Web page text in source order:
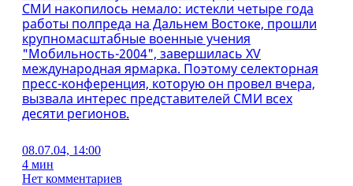
СМИ накопилось немало: истекли четыре года
работы полпреда на Дальнем Востоке, прошли
крупномасштабные военные учения
"Мобильность-2004", завершилась XV
международная ярмарка. Поэтому селекторная
пресс-конференция, которую он провел вчера,
вызвала интерес представителей СМИ всех
десяти регионов.
08.07.04, 14:00
4 мин
Нет комментариев